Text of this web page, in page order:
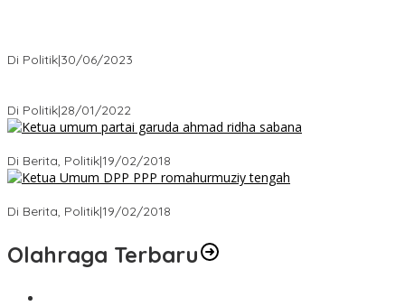
Di Politik|30/06/2023
Di Politik|28/01/2022
Di Berita, Politik|19/02/2018
Di Berita, Politik|19/02/2018
Olahraga Terbaru